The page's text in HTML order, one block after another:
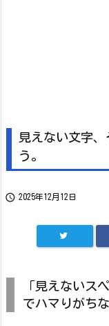
見えない文字、
う。
 2025年12月12日
「見えないス
でハマりがち